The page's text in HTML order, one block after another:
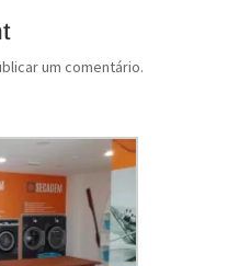
um comentário.